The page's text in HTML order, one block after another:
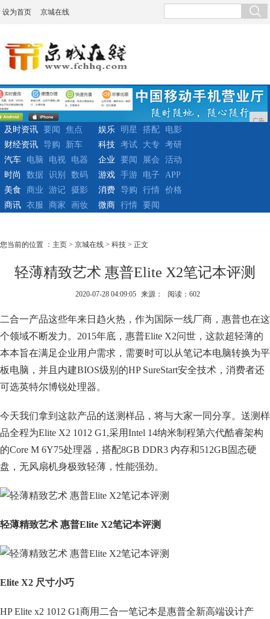
设为首页 京城在线
广告
及时资讯 要闻
焦点
财经资讯
导购 新车
娱乐 明星 搭配
电影
科技
考试 大专
考研
汽车
电脑 电视
电器
时尚
数据 识别 数码
企业 要闻 展会
活动
游戏
手游 电子
APP
美食
商业 游记
摄影
商讯
衣服 商家 画妆
消费 导购 行情
价格
微商
行情 要闻
您当前的位置 ： 主页 > 京城在线 > 科技 > 正文
轻薄精致艺术 惠普Elite X2笔记本评测
2020-07-28 04:09:05 来源： 阅读：602
二合一产品这些年来日趋火热，作为国际一线厂商，惠普也在这
个领域不断发力。2015年底，惠普Elite X2问世，这款超轻薄的
本本旨在满足企业用户需求，需要时可以从笔记本电脑转换为平
板电脑，并且内建BIOS级别的HP SureStart安全技术，消费者还
可选英特尔博锐处理器。
今天我们拿到这款产品的送测样品，将与大家一同分享。送测样
品全程为Elite X2 1012 G1,采用Intel 14纳米制程第六代酷睿架构
的Core M 6Y75处理器，搭配8GB DDR3 内存和512GB固态硬
盘，无风扇机身极致轻薄，性能强劲。
轻薄精致艺术 惠普Elite X2笔记本评测
Elite X2 尺寸小巧
HP Elite x2 1012 G1商用二合一笔记本是惠普全新高端设计产